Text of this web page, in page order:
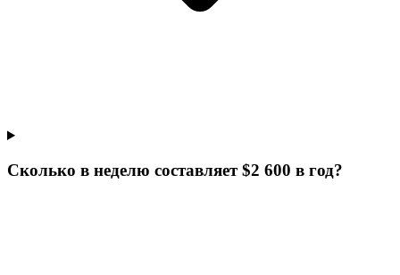
Сколько в неделю составляет $2 600 в год?